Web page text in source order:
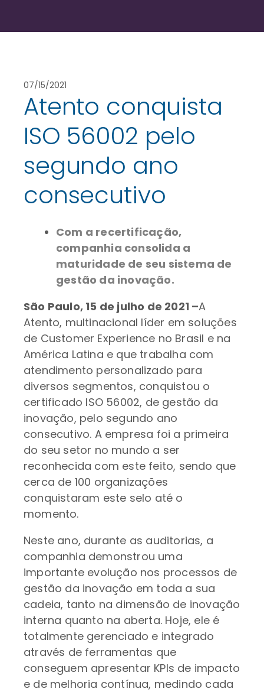
07/15/2021
Atento conquista
ISO 56002 pelo
segundo ano
consecutivo
Com a recertificação,
companhia consolida a
maturidade de seu sistema de
gestão da inovação.
São Paulo, 15 de julho de 2021 –A
Atento, multinacional líder em soluções
de Customer Experience no Brasil e na
América Latina e que trabalha com
atendimento personalizado para
diversos segmentos, conquistou o
certificado ISO 56002, de gestão da
inovação, pelo segundo ano
consecutivo. A empresa foi a primeira
do seu setor no mundo a ser
reconhecida com este feito, sendo que
cerca de 100 organizações
conquistaram este selo até o
momento.
Neste ano, durante as auditorias, a
companhia demonstrou uma
importante evolução nos processos de
gestão da inovação em toda a sua
cadeia, tanto na dimensão de inovação
interna quanto na aberta. Hoje, ele é
totalmente gerenciado e integrado
através de ferramentas que
conseguem apresentar KPIs de impacto
e de melhoria contínua, medindo cada